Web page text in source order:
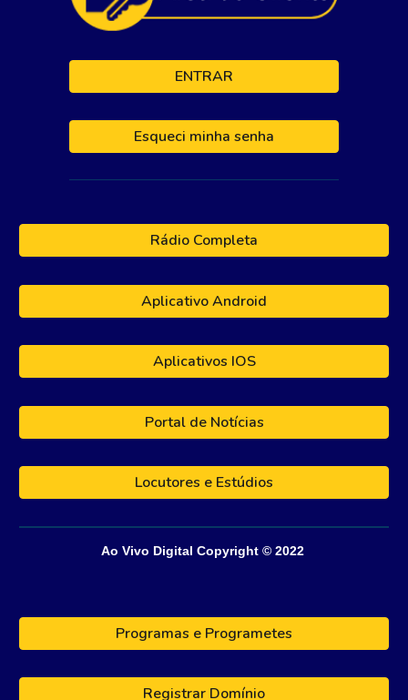
ENTRAR
Esqueci minha senha
Rádio Completa
Aplicativo Android
Aplicativos IOS
Portal de Notícias
Locutores e Estúdios
Ao Vivo Digital Copyright © 2022
Programas e Programetes
Registrar Domínio